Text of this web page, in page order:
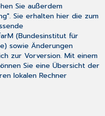
Sie außerdem
Sie erhalten hier die zum
(Bundesinstitut für
sowie Änderungen
zur Vorversion. Mit einem
Sie eine Übersicht der
lokalen Rechner